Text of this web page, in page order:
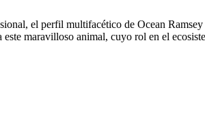
el perfil multifacético de Ocean
maravilloso animal, cuyo rol en el